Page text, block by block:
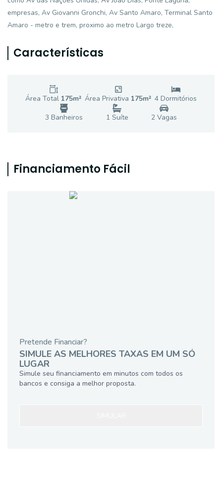
empresas, Av Giovanni Gronchi, Av Santo Amaro, Terminal Santo
Amaro - metro e trem, proximo ao metro Largo treze,
Características
Área Total 175m² Área Privativa 175m² 4 Dormitórios
3 Banheiros 1 Suíte 2Vagas
Financiamento Fácil
Pretende Financiar?
SIMULE AS MELHORES TAXAS EM UM SÓ
LUGAR
Simule seu financiamento em minutos com todos os
bancos e consiga a melhor proposta.